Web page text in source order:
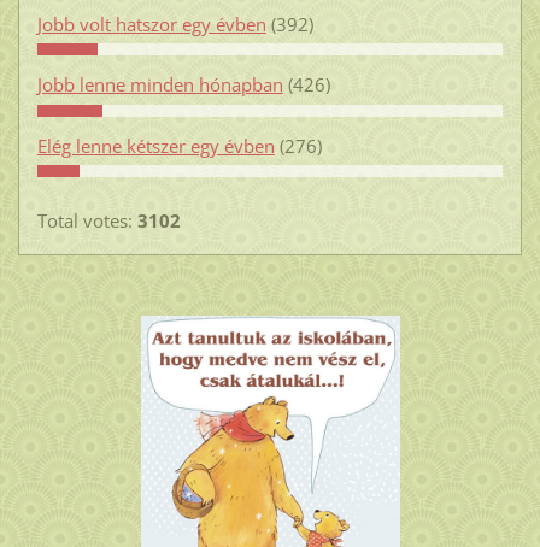
Jobb volt hatszor egy évben (392)
Jobb lenne minden hónapban (426)
Elég lenne kétszer egy évben (276)
Total votes: 3102